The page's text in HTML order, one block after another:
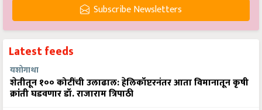
Subscribe Newsletters
Latest feeds
यशोगाथा
शेतीतून १०० कोटींची उलाढाल: हेलिकॉप्टरनंतर आता विमानातून कृषी
क्रांती घडवणार डॉ. राजाराम त्रिपाठी